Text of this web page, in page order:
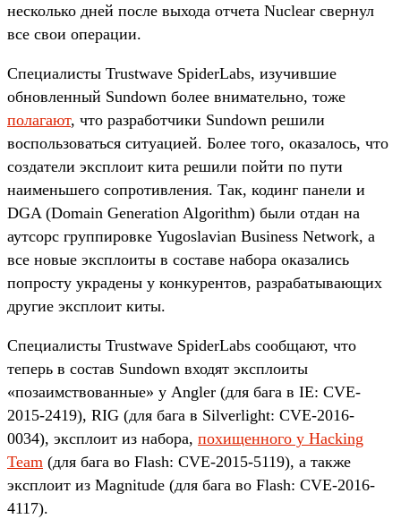
несколько дней после выхода отчета Nuclear свернул
все свои операции.
Специалисты Trustwave SpiderLabs, изучившие
обновленный Sundown более внимательно, тоже
полагают, что разработчики Sundown решили
воспользоваться ситуацией. Более того, оказалось, что
создатели эксплоит кита решили пойти по пути
наименьшего сопротивления. Так, кодинг панели и
DGA (Domain Generation Algorithm) были отдан на
аутсорс группировке Yugoslavian Business Network, а
все новые эксплоиты в составе набора оказались
попросту украдены у конкурентов, разрабатывающих
другие эксплоит киты.
Специалисты Trustwave SpiderLabs сообщают, что
теперь в состав Sundown входят эксплоиты
«позаимствованные» у Angler (для бага в IE: CVE-
2015-2419), RIG (для бага в Silverlight: CVE-2016-
0034), эксплоит из набора, похищенного у Hacking
Team (для бага во Flash: CVE-2015-5119), а также
эксплоит из Magnitude (для бага во Flash: CVE-2016-
4117).